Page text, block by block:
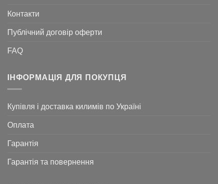
Контакти
Публічний договір оферти
FAQ
ІНФОРМАЦІЯ ДЛЯ ПОКУПЦЯ
Купівля і доставка килимів по Україні
Оплата
Гарантія
Гарантія та повернення